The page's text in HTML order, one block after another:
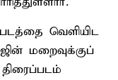
வெளியிட
மறைவுக்குப்